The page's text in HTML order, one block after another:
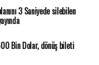
3 Saniyede silebilen
Bin Dolar, dönüş bileti